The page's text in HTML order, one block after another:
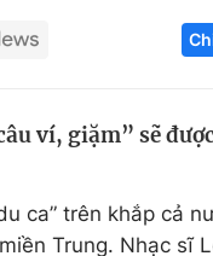
Hitech
Thị trường
ví, giặm” sẽ
ca” trên khắp cả
Trung. Nhạc sĩ